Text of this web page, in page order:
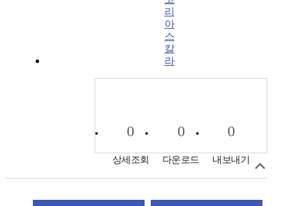
리
아
스
칼
라
0
상세조회
0
다운로드
0
내보내기